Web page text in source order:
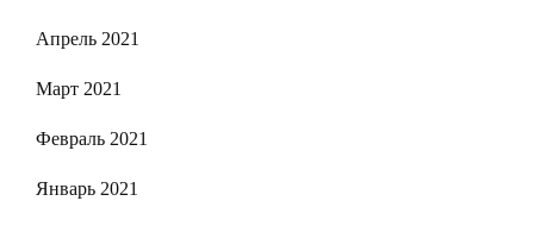
Апрель 2021
Март 2021
Февраль 2021
Январь 2021